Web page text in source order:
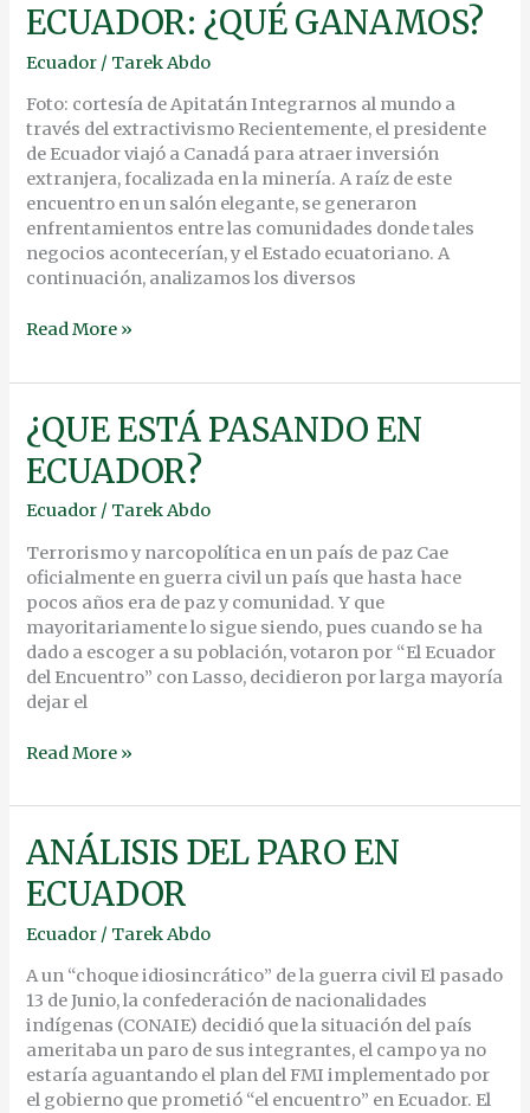
ECUADOR: ¿QUÉ GANAMOS?
Ecuador / Tarek Abdo
Foto: cortesía de Apitatán Integrarnos al mundo a
través del extractivismo Recientemente, el presidente
de Ecuador viajó a Canadá para atraer inversión
extranjera, focalizada en la minería. A raíz de este
encuentro en un salón elegante, se generaron
enfrentamientos entre las comunidades donde tales
negocios acontecerían, y el Estado ecuatoriano. A
continuación, analizamos los diversos
EN
¿QUÉ
GANAMOS?
Read More »
¿QUE ESTÁ PASANDO EN
ECUADOR?
Ecuador / Tarek Abdo
Terrorismo y narcopolítica en un país de paz Cae
oficialmente en guerra civil un país que hasta hace
pocos años era de paz y comunidad. Y que
mayoritariamente lo sigue siendo, pues cuando se ha
dado a escoger a su población, votaron por “El Ecuador
del Encuentro” con Lasso, decidieron por larga mayoría
dejar el
¿QUE
ESTÁ
PASANDO
ECUADOR?
Read More »
ANÁLISIS DEL PARO EN
ECUADOR
Ecuador / Tarek Abdo
A un “choque idiosincrático” de la guerra civil El pasado
13 de Junio, la confederación de nacionalidades
indígenas (CONAIE) decidió que la situación del país
ameritaba un paro de sus integrantes, el campo ya no
estaría aguantando el plan del FMI implementado por
el gobierno que prometió “el encuentro” en Ecuador. El
ANÁLISIS
DEL
PARO
ECUADOR